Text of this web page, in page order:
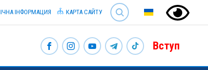
SEARCH
ІНФОРМАЦИЯ КАРТА САЙТУ
Вступ